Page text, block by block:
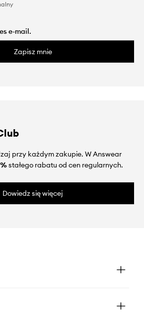
Zapisz mnie
przy każdym zakupie. W Answear
stałego rabatu od cen regularnych.
Dowiedz się więcej